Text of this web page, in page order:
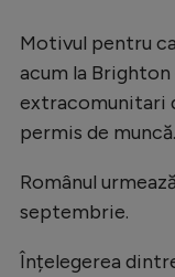
Motivul pentru
acum la
extracomunitari
permis de muncă.
Românul
septembrie.
Înțelegerea